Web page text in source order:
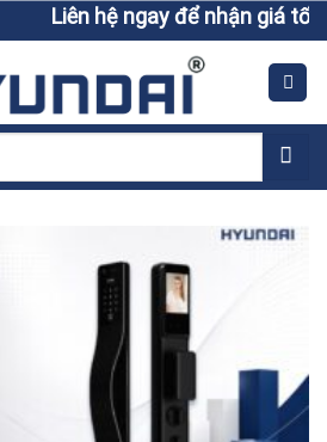
Liên hệ ngay để nhận giá tốt